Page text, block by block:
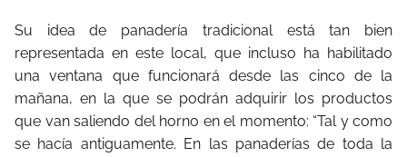
Su idea de panadería tradicional está tan bien
representada en este local, que incluso ha habilitado
una ventana que funcionará desde las cinco de la
mañana, en la que se podrán adquirir los productos
que van saliendo del horno en el momento: “Tal y como
se hacía antiguamente. En las panaderías de toda la